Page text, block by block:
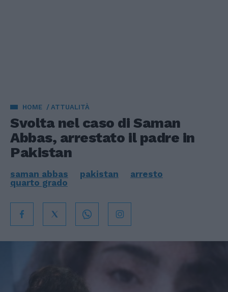
HOME ATTUALITÀ
Svolta nel caso di Saman
Abbas, arrestato il padre in
Pakistan
saman abbas pakistan
arresto
quarto grado